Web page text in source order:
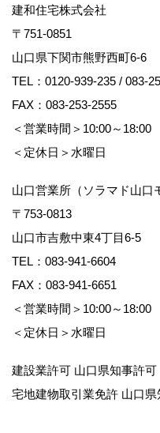
建和住宅株式会社
〒751-0851
山口県下関市熊野西町6-6
TEL： 0120-939-235 / 083-
FAX：083-253-2555
＜営業時間＞10:00～18:00
＜定休日＞水曜日
山口営業所（ソラマド山口
〒753-0813
山口市吉敷中東4丁目6-5
TEL： 083-941-6604
FAX：083-941-6651
＜営業時間＞10:00～18:00
＜定休日＞水曜日
建設業許可 山口県知事許
宅地建物取引業免許 山口